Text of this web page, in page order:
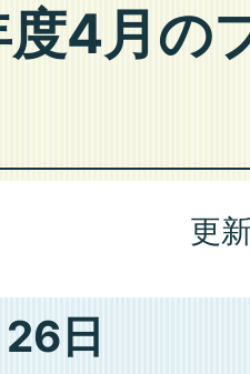
4月の
更
日